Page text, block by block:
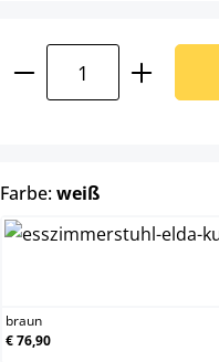
Produkt Anzahl:
Farbe:weißauswählen
braun
€ 76,90